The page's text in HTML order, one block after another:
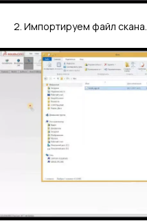
2. Импортируем файл скана.